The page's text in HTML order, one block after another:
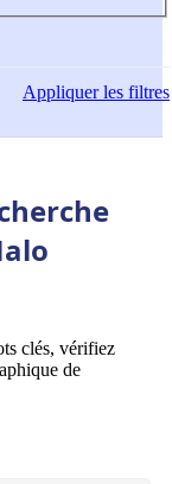
Appliquerles filtres
clés, vérifiez
de